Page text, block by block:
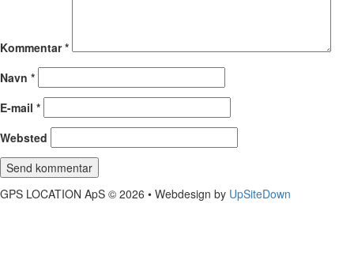
Kommentar*
Navn *
E-mail *
Websted
GPS LOCATION ApS © 2026 • Webdesign by UpSiteDown